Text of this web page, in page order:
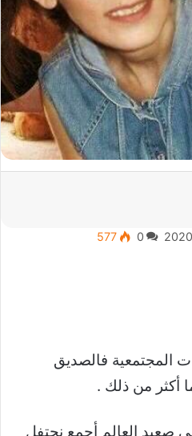
0
577
المجتمعية فالصديق
أكثر من ذلك .
صعيد العالم أجمع نحتفل